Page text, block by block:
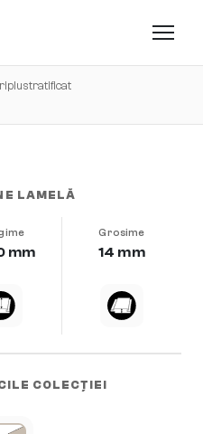
LAMELĂ
mm
Grosime
14 mm
COLECȚIEI